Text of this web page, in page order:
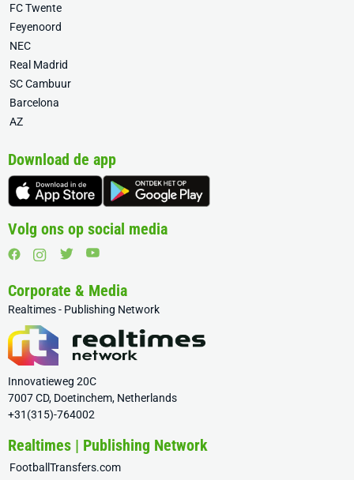
FC Twente
Feyenoord
NEC
Real Madrid
SC Cambuur
Barcelona
AZ
Download de app
Volg ons op social media
Corporate & Media
Realtimes - Publishing Network
Innovatieweg 20C
7007 CD, Doetinchem, Netherlands
+31(315)-764002
Realtimes | Publishing Network
FootballTransfers.com